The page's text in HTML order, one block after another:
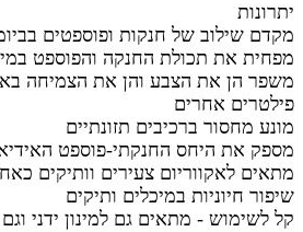
יתרונות
מקדם שילוב של חנקות ופוספטים
מפחית את תכולת החנקה והפוספט
משפר הן את הצבע והן את הצמיחה
פילטרים אחרים
מונע מחסור ברכיבים תזונתיים
מספק את היחס החנקתי-פוספט
מתאים לאקווריום צעירים וותיקים
שיפור חיוניות במיכלים ותיקים
קל לשימוש - מתאים גם למינון ידני